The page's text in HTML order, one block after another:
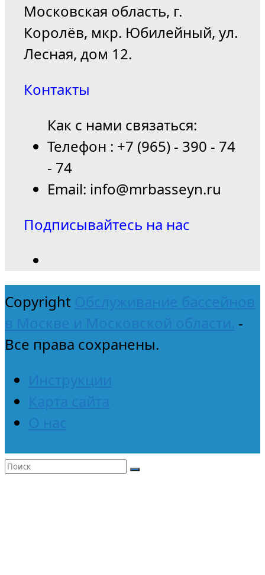
Московская область, г.
Королёв, мкр. Юбилейный, ул.
Лесная, дом 12.
Контакты
Как с нами связаться:
Телефон : +7 (965) - 390 - 74
- 74
Email: info@mrbasseyn.ru
Подписывайтесь на нас
Copyright Обслуживание бассейнов
в Москве и Московской области. -
Все права сохранены.
Инструкции
Карта сайта
О нас